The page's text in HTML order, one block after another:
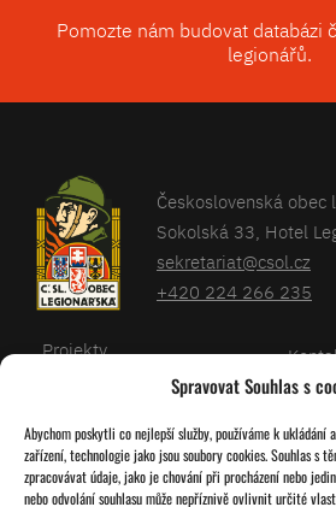
Spravovat Souhlas s
Abychom poskytli co nejlepší služby, používáme k
zařízení, technologie jako jsou soubory cookies. Souhlas s
zpracovávat údaje, jako je chování při procházení nebo
nebo odvolání souhlasu může nepříznivě ovlivnit určité
Pomozte nám budovat databázi
legionářů.
Československá obec
Sokolská 33, Hotel
sekretariat@csol.cz
+420 224 266 235
Projekty
Kalendář
O nás
Pro